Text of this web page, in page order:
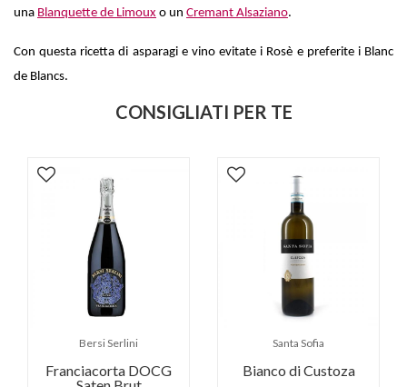
una Blanquette de Limoux o un Cremant Alsaziano.
Con questa ricetta di asparagi e vino evitate i Rosè e preferite i Blanc
de Blancs.
CONSIGLIATI PER TE
Bersi Serlini
Franciacorta DOCG
Santa Sofia
Bianco di Custoza